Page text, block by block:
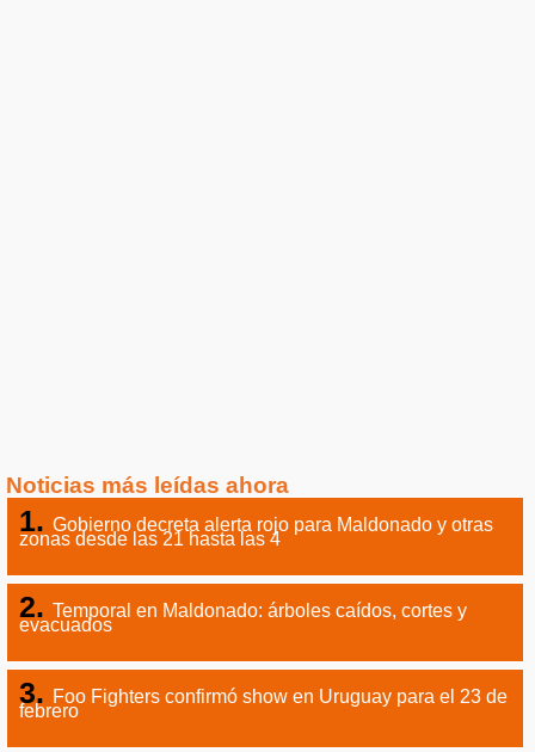
Noticias más leídas ahora
Gobierno decreta alerta rojo para Maldonado y otras
zonas desde las 21 hasta las 4
Temporal en Maldonado: árboles caídos, cortes y
evacuados
Foo Fighters confirmó show en Uruguay para el 23 de
febrero